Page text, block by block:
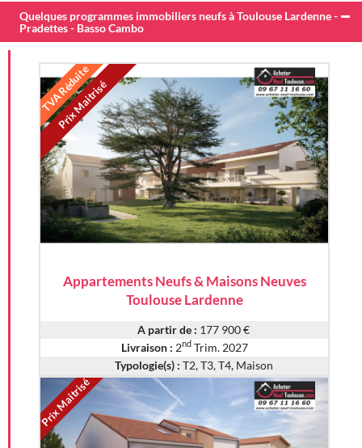
Quelques programmes immobiliers neufs à Toulouse Lardenne -
Pradettes - Basso Cambo
TVA Réduite
Prix Maitrisé
Appartements Neufs & Maisons Neuves
Toulouse Lardenne
A partir de : 177 900 €
Livraison : 2ndTrim. 2027
Typologie(s) : T2, T3, T4, Maison
Prix Maitrisé